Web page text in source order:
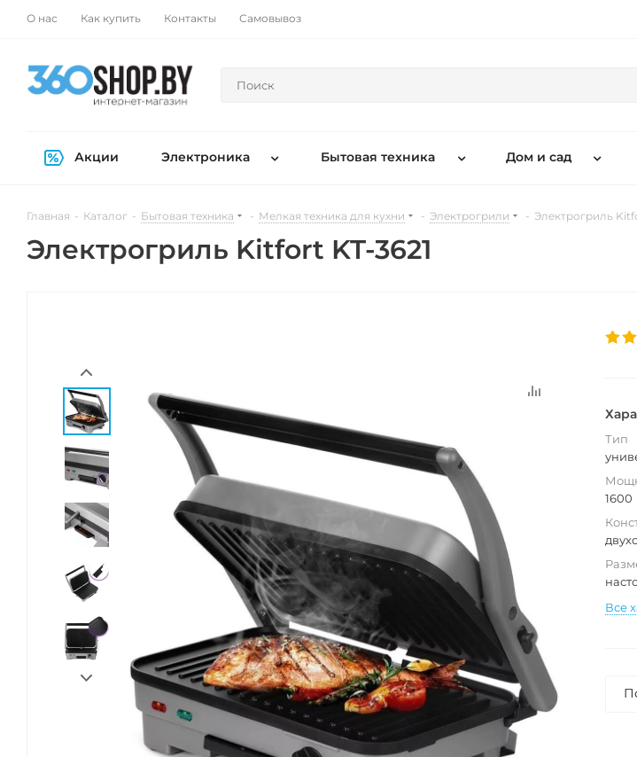
О нас Как купить Контакты Самовывоз
Акции Электроника Бытовая техника Дом и сад
Главная - Каталог - Бытовая техника - Мелкая техника для кухни - Электрогрили - Электрогриль
Электрогриль Kitfort KT-3621
Тип
1600
Все